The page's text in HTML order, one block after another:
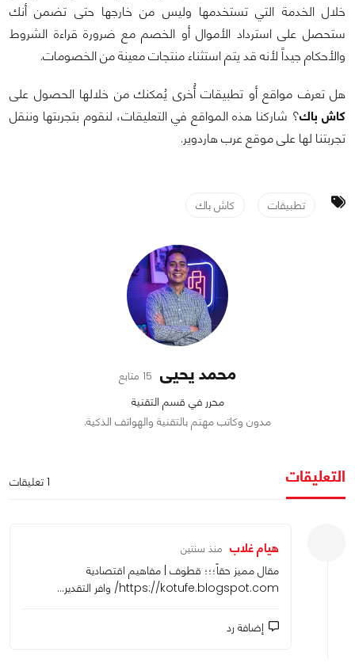
خلال الخدمة التي تستخدمها وليس من خارجها حتى تضمن أنك
ستحصل على استرداد الأموال أو الخصم مع ضرورة قراءة الشروط
والأحكام جيداً لأنه قد يتم استثناء منتجات معينة من الخصومات.
هل تعرف مواقع أو تطبيقات أُخرى يُمكنك من خلالها الحصول على
كاش باك؟ شاركنا هذه المواقع في التعليقات، لنقوم بتجربتها وننقل
تجربتنا لها على موقع عرب هاردوير.
تطبيقات كاش باك
محمد يحيى 15 متابع
محرر في قسم التقنية
مدون وكاتب مهتم بالتقنية والهواتف الذكية.
التعليقات 1 تعليقات
هيام غلاب منذ سنتين
مقال مميز حقاً؛؛؛ قطوف | مفاهيم اقتصادية
https://kotufe.blogspot.com/ وافر التقدير...
إضافة رد